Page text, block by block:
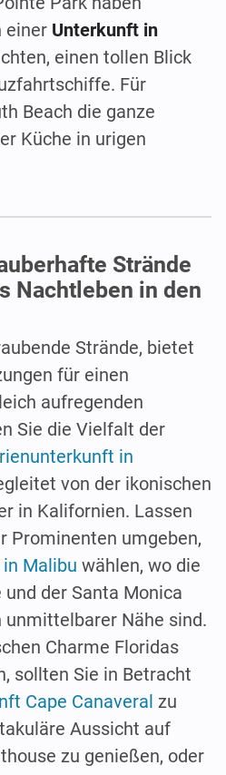
einer Unterkunft in
einen tollen Blick
Für
Beach die ganze
Küche in urigen
Strände
Nachtleben in den
Strände, bietet
für einen
aufregenden
Sie die Vielfalt der
in
von der ikonischen
in Kalifornien. Lassen
Prominenten umgeben,
Malibu wählen, wo die
der Santa Monica
unmittelbarer Nähe sind.
Charme Floridas
sollten Sie in Betracht
Cape Canaveral zu
Aussicht auf
zu genießen, oder